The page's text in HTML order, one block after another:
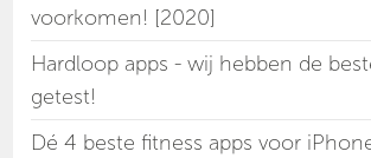
voorkomen! [2020]
Hardloop apps - wij hebben de
getest!
Dé 4 beste fitness apps voor